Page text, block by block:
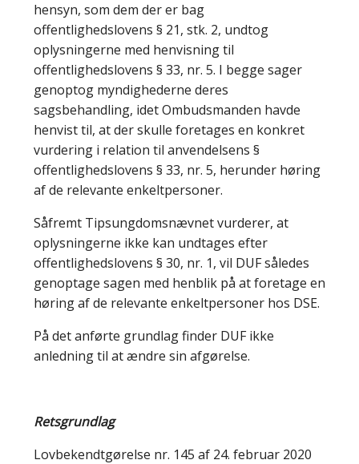
hensyn, som dem der er bag
offentlighedslovens § 21, stk. 2, undtog
oplysningerne med henvisning til
offentlighedslovens § 33, nr. 5. I begge sager
genoptog myndighederne deres
sagsbehandling, idet Ombudsmanden havde
henvist til, at der skulle foretages en konkret
vurdering i relation til anvendelsens §
offentlighedslovens § 33, nr. 5, herunder høring
af de relevante enkeltpersoner.
Såfremt Tipsungdomsnævnet vurderer, at
oplysningerne ikke kan undtages efter
offentlighedslovens § 30, nr. 1, vil DUF således
genoptage sagen med henblik på at foretage en
høring af de relevante enkeltpersoner hos DSE.
På det anførte grundlag finder DUF ikke
anledning til at ændre sin afgørelse.
Retsgrundlag
Lovbekendtgørelse nr. 145 af 24. februar 2020